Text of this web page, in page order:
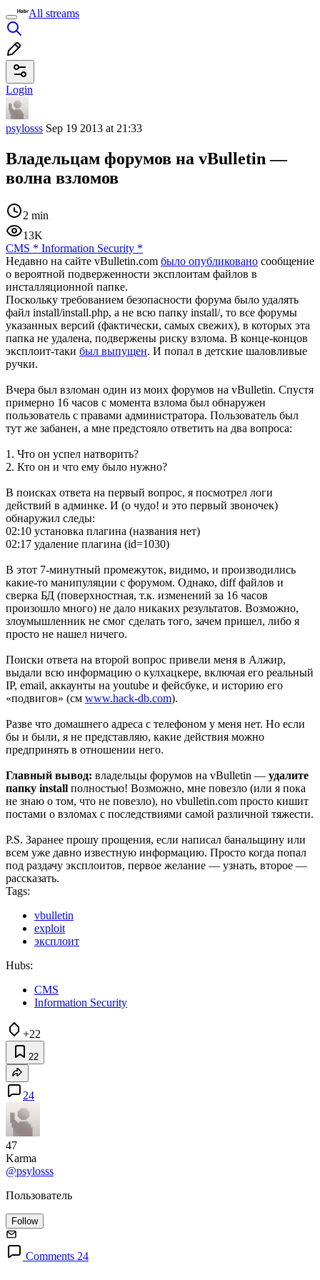
All streams
Login
psylosss Sep 19 2013 at 21:33
Владельцам форумов на vBulletin —
волна взломов
2 min
13K
CMS * Information Security *
Недавно на сайте vBulletin.com было опубликовано сообщение
о вероятной подверженности эксплоитам файлов в
инсталляционной папке.
Поскольку требованием безопасности форума было удалять
файл install/install.php, а не всю папку install/, то все форумы
указанных версий (фактически, самых свежих), в которых эта
папка не удалена, подвержены риску взлома. В конце-концов
эксплоит-таки был выпущен. И попал в детские шаловливые
ручки.
Вчера был взломан один из моих форумов на vBulletin. Спустя
примерно 16 часов с момента взлома был обнаружен
пользователь с правами администратора. Пользователь был
тут же забанен, а мне предстояло ответить на два вопроса:
1. Что он успел натворить?
2. Кто он и что ему было нужно?
В поисках ответа на первый вопрос, я посмотрел логи
действий в админке. И (о чудо! и это первый звоночек)
обнаружил следы:
02:10 установка плагина (названия нет)
02:17 удаление плагина (id=1030)
В этот 7-минутный промежуток, видимо, и производились
какие-то манипуляции с форумом. Однако, diff файлов и
сверка БД (поверхностная, т.к. изменений за 16 часов
произошло много) не дало никаких результатов. Возможно,
злоумышленник не смог сделать того, зачем пришел, либо я
просто не нашел ничего.
Поиски ответа на второй вопрос привели меня в Алжир,
выдали всю информацию о кулхацкере, включая его реальный
IP, email, аккаунты на youtube и фейсбуке, и историю его
«подвигов» (см www.hack-db.com).
Разве что домашнего адреса с телефоном у меня нет. Но если
бы и были, я не представляю, какие действия можно
предпринять в отношении него.
Главный вывод: владельцы форумов на vBulletin — удалите
папку install полностью! Возможно, мне повезло (или я пока
не знаю о том, что не повезло), но vbulletin.com просто кишит
постами о взломах с последствиями самой различной тяжести.
P.S. Заранее прошу прощения, если написал банальщину или
всем уже давно известную информацию. Просто когда попал
под раздачу эксплоитов, первое желание — узнать, второе —
рассказать.
Tags:
vbulletin
exploit
эксплоит
Hubs:
CMS
Information Security
+22
22
24
47
Karma
@psylosss
Пользователь
Follow
Comments 24